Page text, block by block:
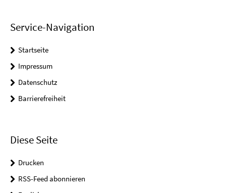
Service-Navigation
Startseite
Impressum
Datenschutz
Barrierefreiheit
Diese Seite
Drucken
RSS-Feed abonnieren